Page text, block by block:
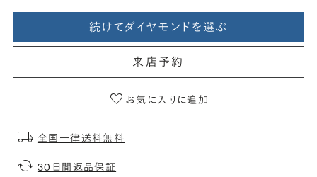
続けてダイヤモンドを選ぶ
来店予約
お気に入りに追加
全国一律送料無料
30日間返品保証